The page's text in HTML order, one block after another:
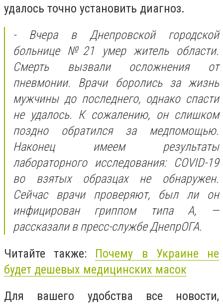
удалось точно установить диагноз.
- Вчера в Днепровской городской
больнице №21 умер житель области.
Смерть вызвали осложнения от
пневмонии. Врачи боролись за жизнь
мужчины до последнего, однако спасти
не удалось. К сожалению, он слишком
поздно обратился за медпомощью.
Наконец имеем результаты
лабораторного исследования: COVID-19
во взятых образцах не обнаружен.
Сейчас врачи проверяют, был ли он
инфицирован гриппом типа А, —
рассказали в пресс-службе ДнепрОГА.
Читайте также: Почему в Украине не
будет дешевых медицинских масок
Для вашего удобства все новости,